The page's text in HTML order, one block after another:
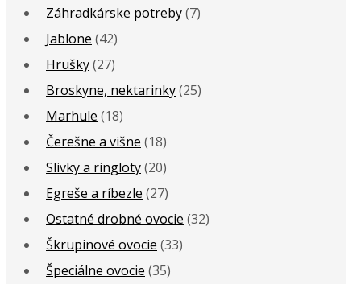
Záhradkárske potreby(7)
Jablone (42)
Hrušky(27)
Broskyne, nektarinky(25)
Marhule (18)
Čerešne a višne (18)
Slivky a ringloty(20)
Egreše a ríbezle (27)
Ostatné drobné ovocie (32)
Škrupinové ovocie (33)
Špeciálne ovocie (35)